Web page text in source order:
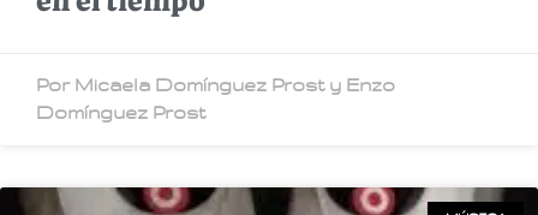
Por Micaela Domínguez Prost y Enzo
Domínguez Prost